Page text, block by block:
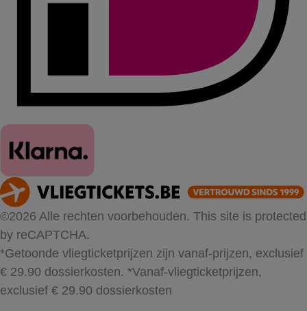
©2026 Alle rechten voorbehouden. This site is protected
by reCAPTCHA.
*Getoonde vliegticketprijzen zijn vanaf-prijzen, exclusief
€ 29.90 dossierkosten. *Vanaf-vliegticketprijzen,
exclusief € 29.90 dossierkosten